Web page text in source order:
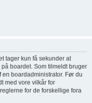
tager kun få sekunder at
boardet. Som tilmeldt bruger
boardadministrator. Før du
med vore vilkår for
for de forskellige fora